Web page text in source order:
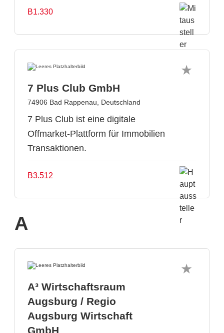
B1.330
7 Plus Club GmbH
74906 Bad Rappenau, Deutschland
7 Plus Club ist eine digitale
Offmarket-Plattform für Immobilien
Transaktionen.
B3.512
A
A³ Wirtschaftsraum
Augsburg / Regio
Augsburg Wirtschaft
GmbH